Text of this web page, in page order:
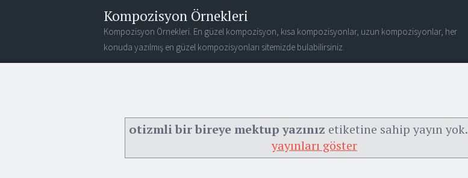
Kompozisyon Örnekleri
Kompozisyon Örnekleri. En güzel kompozisyon, kısa kompozisyonlar, uzun kompozisyonlar, her
konuda yazılmış en güzel kompozisyonları sitemizde bulabilirsiniz.
otizmli bir bireye mektup yazınız etiketine sahip yayın yok.
yayınları göster